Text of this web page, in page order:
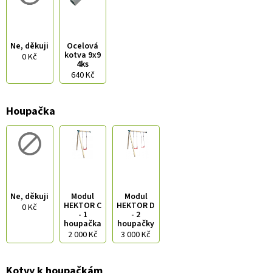
Ne, děkuji
0 Kč
Ocelová
kotva 9x9
4ks
640 Kč
Houpačka
Ne, děkuji
0 Kč
Modul
HEKTOR C
- 1
houpačka
2 000 Kč
Modul
HEKTOR D
- 2
houpačky
3 000 Kč